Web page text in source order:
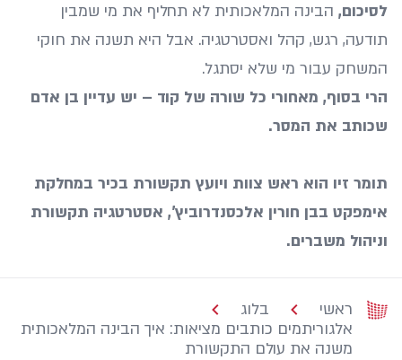
לסיכום, הבינה המלאכותית לא תחליף את מי שמבין
תודעה, רגש, קהל ואסטרטגיה. אבל היא תשנה את חוקי
המשחק עבור מי שלא יסתגל.
הרי בסוף, מאחורי כל שורה של קוד – יש עדיין בן אדם
שכותב את המסר.
תומר זיו הוא ראש צוות ויועץ תקשורת בכיר במחלקת
אימפקט בבן חורין אלכסנדרוביץ’, אסטרטגיה תקשורת
וניהול משברים.
ראשי
בלוג
אלגוריתמים כותבים מציאות: איך הבינה המלאכותית
משנה את עולם התקשורת